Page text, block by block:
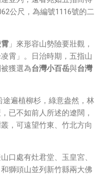
扛、散佈同事私生活謠
頂級專業戶，除此之外沒
的事情，外行人的認知
驗證，就什麼都變成黑科
？）。反重力技術說不定
通老百姓了解罷了。
就是人家拉個百人團隊
硬體規格點滿，再加上極
Ray-Ban Meta 的智慧眼
裡面，一開始我猜測會
SoftAP 的方式去做
體同步應該是靠 WiFi 通
了一個WiFi Direct 架構
幾百 MB 的大檔幾乎秒
公尺，為編號1116號的二
」來形容山勢險要壯觀，
霄」。日治時期，五指山
獲選為台灣小百岳與台灣
途遍植柳杉，綠意盎然，林
已不如前人所述的遼闊，
，可遠望竹東、竹北方向
口處有灶君堂、玉皇宮、
獅頭山並列新竹縣兩大佛